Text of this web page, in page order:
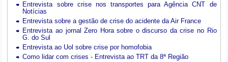
Entrevista sobre crise nos transportes para Agência CNT de
Notícias
Entrevista sobre a gestão de crise do acidente da Air France
Entrevista ao jornal Zero Hora sobre o discurso da crise no Rio
G. do Sul
Entrevista ao Uol sobre crise por homofobia
Como lidar com crises - Entrevista ao TRT da 8ª Região